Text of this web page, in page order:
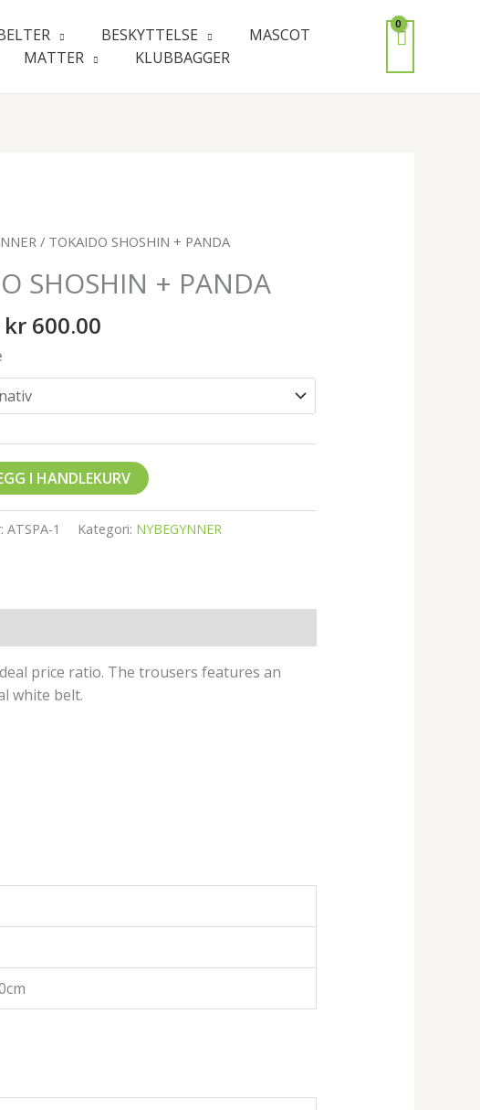
BESKYTTELSE
MASCOT
MATTER KLUBBAGGER
/ TOKAIDO SHOSHIN + PANDA
SHOSHIN + PANDA
Opprinnelig
var:
kr 800.00.
kr 600.00
Nåværende
er:
I HANDLEKURV
ATSPA-1 Kategori: NYBEGYNNER
price ratio. The trousers features an
white belt.